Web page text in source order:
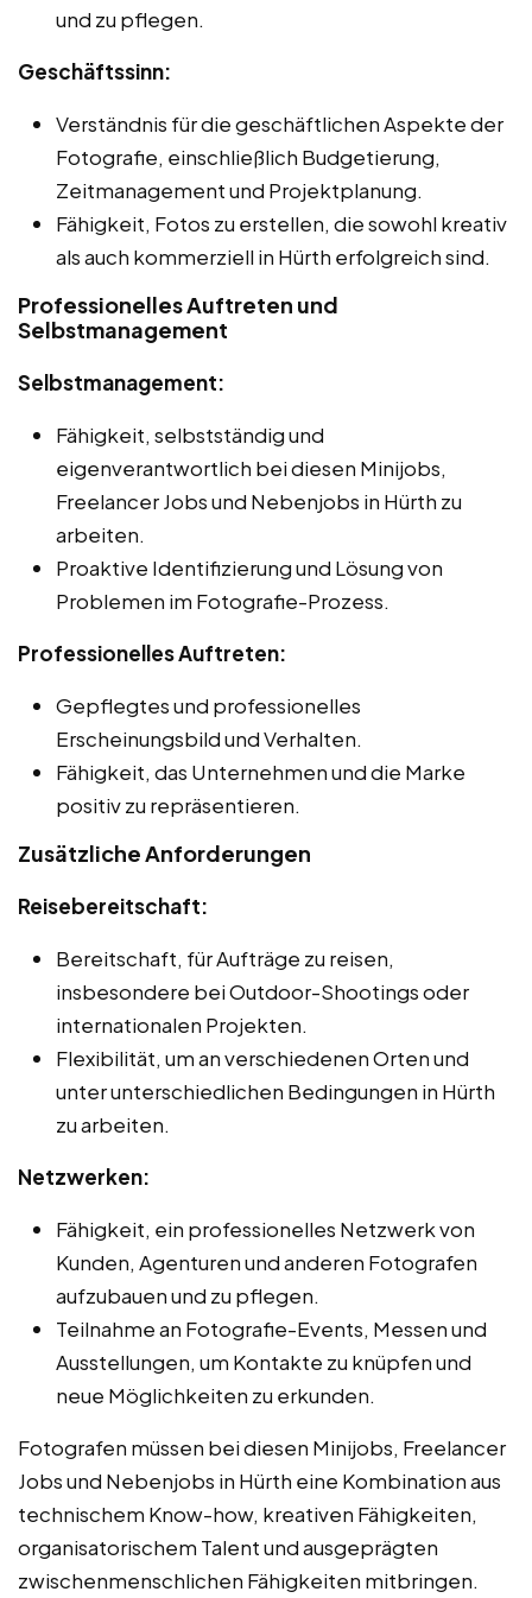
und zu pflegen.
Geschäftssinn:
Verständnis für die geschäftlichen Aspekte der
Fotografie, einschließlich Budgetierung,
Zeitmanagement und Projektplanung.
Fähigkeit, Fotos zu erstellen, die sowohl kreativ
als auch kommerziell in Hürth erfolgreich sind.
Professionelles Auftreten und
Selbstmanagement
Selbstmanagement:
Fähigkeit, selbstständig und
eigenverantwortlich bei diesen Minijobs,
Freelancer Jobs und Nebenjobs in Hürth zu
arbeiten.
Proaktive Identifizierung und Lösung von
Problemen im Fotografie-Prozess.
Professionelles Auftreten:
Gepflegtes und professionelles
Erscheinungsbild und Verhalten.
Fähigkeit, das Unternehmen und die Marke
positiv zu repräsentieren.
Zusätzliche Anforderungen
Reisebereitschaft:
Bereitschaft, für Aufträge zu reisen,
insbesondere bei Outdoor-Shootings oder
internationalen Projekten.
Flexibilität, um an verschiedenen Orten und
unter unterschiedlichen Bedingungen in Hürth
zu arbeiten.
Netzwerken:
Fähigkeit, ein professionelles Netzwerk von
Kunden, Agenturen und anderen Fotografen
aufzubauen und zu pflegen.
Teilnahme an Fotografie-Events, Messen und
Ausstellungen, um Kontakte zu knüpfen und
neue Möglichkeiten zu erkunden.
Fotografen müssen bei diesen Minijobs, Freelancer
Jobs und Nebenjobs in Hürth eine Kombination aus
technischem Know-how, kreativen Fähigkeiten,
organisatorischem Talent und ausgeprägten
zwischenmenschlichen Fähigkeiten mitbringen.